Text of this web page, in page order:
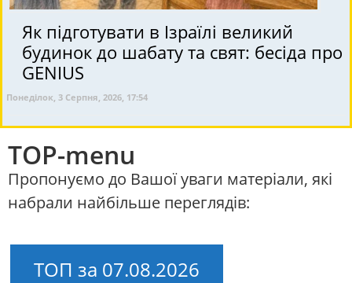
Як підготувати в Ізраїлі великий
будинок до шабату та свят: бесіда про
GENIUS
Понеділок, 3 Серпня, 2026, 17:54
TOP-menu
Пропонуємо до Вашої уваги матеріали, які
набрали найбільше переглядів:
ТОП за 07.08.2026